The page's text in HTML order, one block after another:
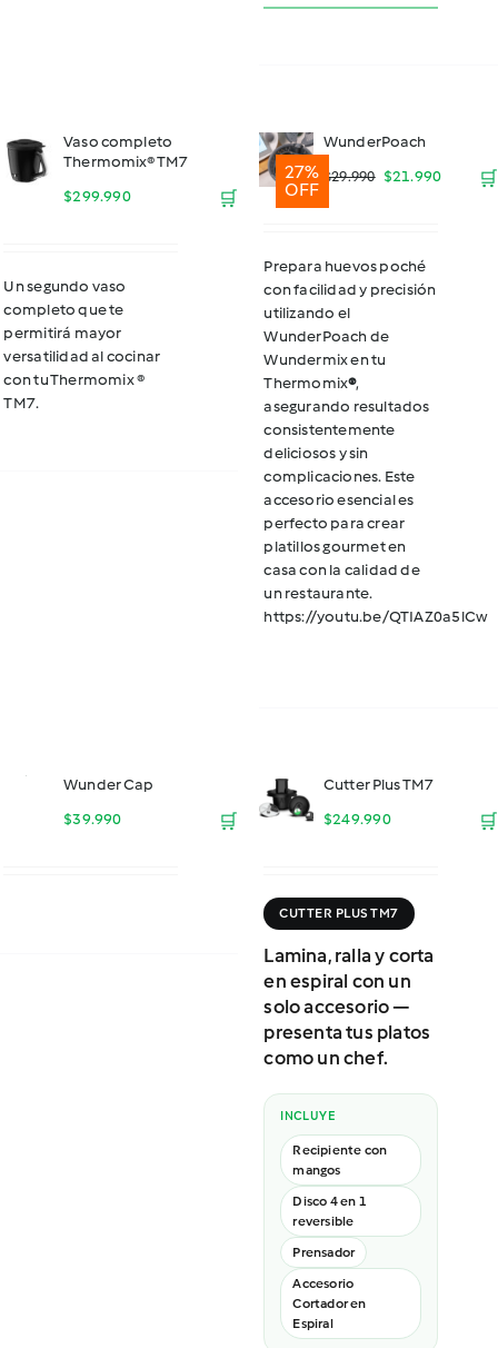
Vaso completo
Thermomix® TM7
$299.990 🛒
Un segundo vaso
completo que te
permitirá mayor
versatilidad al cocinar
con tu Thermomix ®
TM7.
27%
OFF
WunderPoach
$29.990 El
original
era:
$29.990.
$21.990El 🛒
Prepara huevos poché
con facilidad y precisión
utilizando el
WunderPoach de
Wundermix en tu
Thermomix®,
asegurando resultados
consistentemente
deliciosos y sin
complicaciones. Este
accesorio esencial es
perfecto para crear
platillos gourmet en
casa con la calidad de
un restaurante.
https://youtu.be/QTIAZ0a5lCw
Wunder Cap
$39.990 🛒
Cutter Plus TM7
$249.990 🛒
CUTTER PLUS TM7
Lamina, ralla y corta
en espiral con un
solo accesorio —
presenta tus platos
como un chef.
INCLUYE
Recipiente con
mangos
Disco 4 en 1
reversible
Prensador
Accesorio
Cortador en
Espiral